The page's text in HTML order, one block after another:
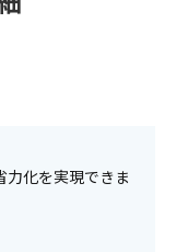
力化を実現できま